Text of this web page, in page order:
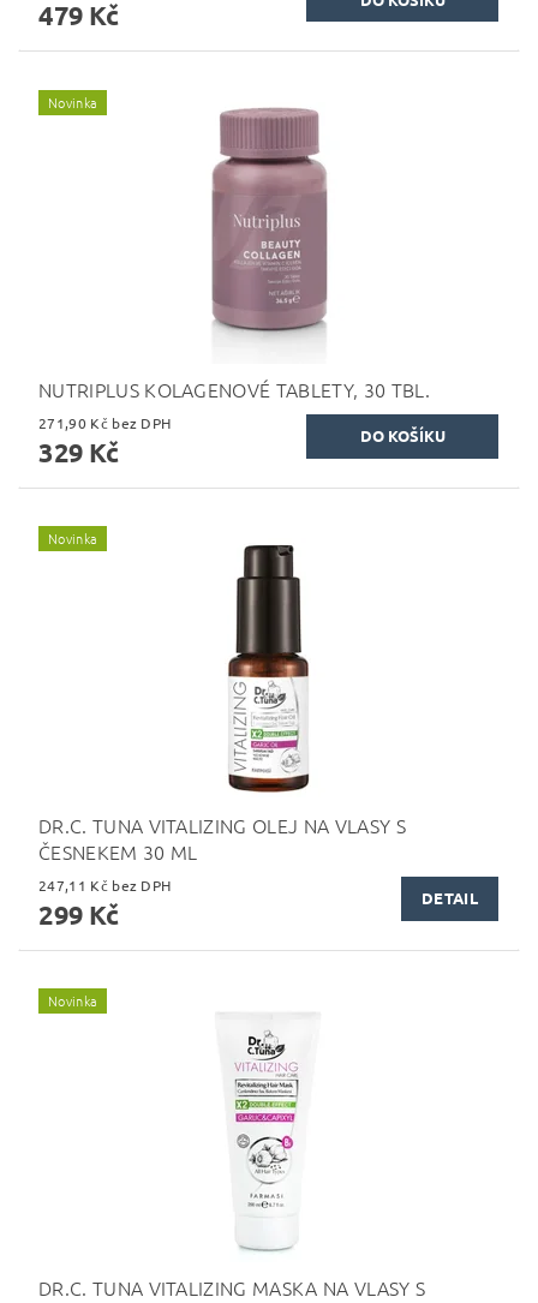
479 Kč
Novinka
NUTRIPLUS KOLAGENOVÉ TABLETY, 30 TBL.
271,90 Kč bez DPH
329 Kč
Novinka
DR.C. TUNA VITALIZING OLEJ NA VLASY S
ČESNEKEM 30 ML
247,11 Kč bez DPH
299 Kč DETAIL
Novinka
DR.C. TUNA VITALIZING MASKA NA VLASY S